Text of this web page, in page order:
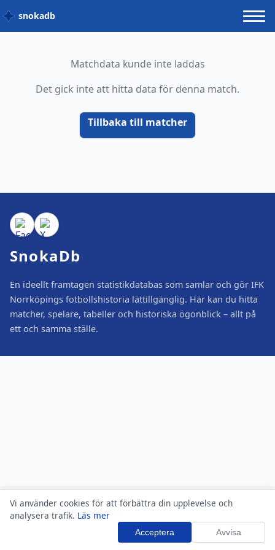
Vi använder cookies för att förbättra din upplevelse och
analysera trafik. Läs mer
Acceptera Avvisa
snokadb
Matchdata kunde inte laddas
Det gick inte att hitta data för denna match.
Tillbaka till matcher
SnokaDb
En ideellt framtagen statistikdatabas som samlar och gör IFK
Norrköpings fotbollshistoria lättillgänglig. Här kan du hitta
matcher, spelare, tabeller och historiska ögonblick – allt på
ett och samma ställe.